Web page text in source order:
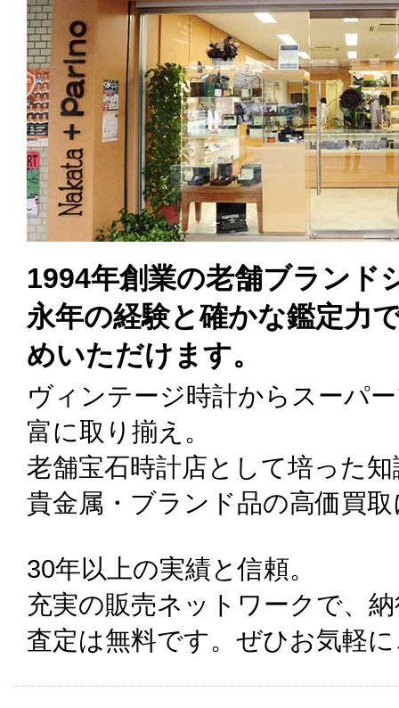
1994年創業の老舗ブランド
永年の経験と確かな鑑定力
めいただけます。
ヴィンテージ時計からスーパ
富に取り揃え。
老舗宝石時計店として培った
貴金属・ブランド品の高価買
30年以上の実績と信頼。
充実の販売ネットワークで、
査定は無料です。ぜひお気軽